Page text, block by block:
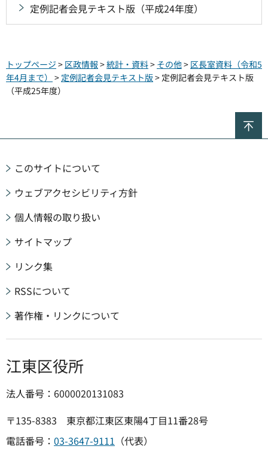
定例記者会見テキスト版（平成24年度）
トップページ > 区政情報 >統計・資料> その他> 区長室資料（令和5
年4月まで） > 定例記者会見テキスト版> 定例記者会見テキスト版
（平成25年度）
このサイトについて
ウェブアクセシビリティ方針
個人情報の取り扱い
サイトマップ
リンク集
RSSについて
著作権・リンクについて
江東区役所
法人番号：6000020131083
〒135-8383 東京都江東区東陽4丁目11番28号
電話番号： 03-3647-9111 （代表）